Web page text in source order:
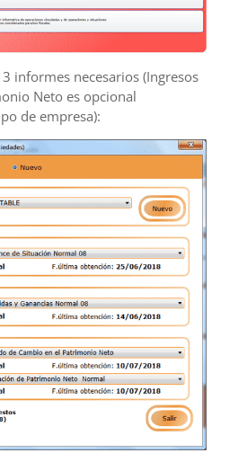
informes necesarios (Ingresos
Neto es opcional
de empresa):